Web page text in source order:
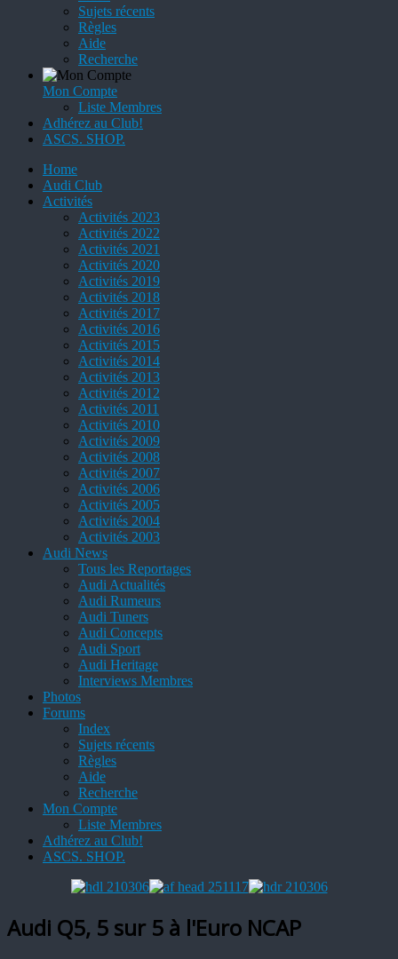
Sujets récents
Règles
Aide
Recherche
Mon Compte
Liste Membres
Adhérez au Club!
ASCS. SHOP.
Home
Audi Club
Activités
Activités 2023
Activités 2022
Activités 2021
Activités 2020
Activités 2019
Activités 2018
Activités 2017
Activités 2016
Activités 2015
Activités 2014
Activités 2013
Activités 2012
Activités 2011
Activités 2010
Activités 2009
Activités 2008
Activités 2007
Activités 2006
Activités 2005
Activités 2004
Activités 2003
Audi News
Tous les Reportages
Audi Actualités
Audi Rumeurs
Audi Tuners
Audi Concepts
Audi Sport
Audi Heritage
Interviews Membres
Photos
Forums
Index
Sujets récents
Règles
Aide
Recherche
Mon Compte
Liste Membres
Adhérez au Club!
ASCS. SHOP.
Audi Q5, 5 sur 5 à l'Euro NCAP